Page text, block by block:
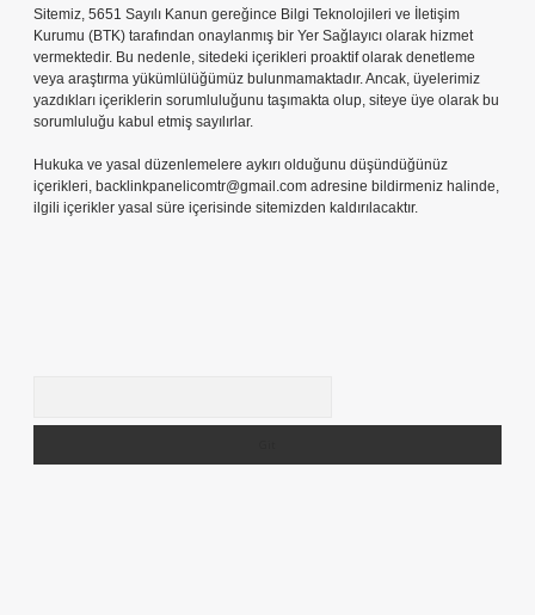
Sitemiz, 5651 Sayılı Kanun gereğince Bilgi Teknolojileri ve İletişim
Kurumu (BTK) tarafından onaylanmış bir Yer Sağlayıcı olarak hizmet
vermektedir. Bu nedenle, sitedeki içerikleri proaktif olarak denetleme
veya araştırma yükümlülüğümüz bulunmamaktadır. Ancak, üyelerimiz
yazdıkları içeriklerin sorumluluğunu taşımakta olup, siteye üye olarak bu
sorumluluğu kabul etmiş sayılırlar.
Hukuka ve yasal düzenlemelere aykırı olduğunu düşündüğünüz
içerikleri, backlinkpanelicomtr@gmail.com adresine bildirmeniz halinde,
ilgili içerikler yasal süre içerisinde sitemizden kaldırılacaktır.